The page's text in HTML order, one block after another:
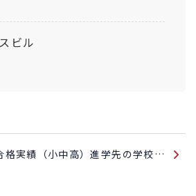
ビル
格実績（小中高）進学先の学校…